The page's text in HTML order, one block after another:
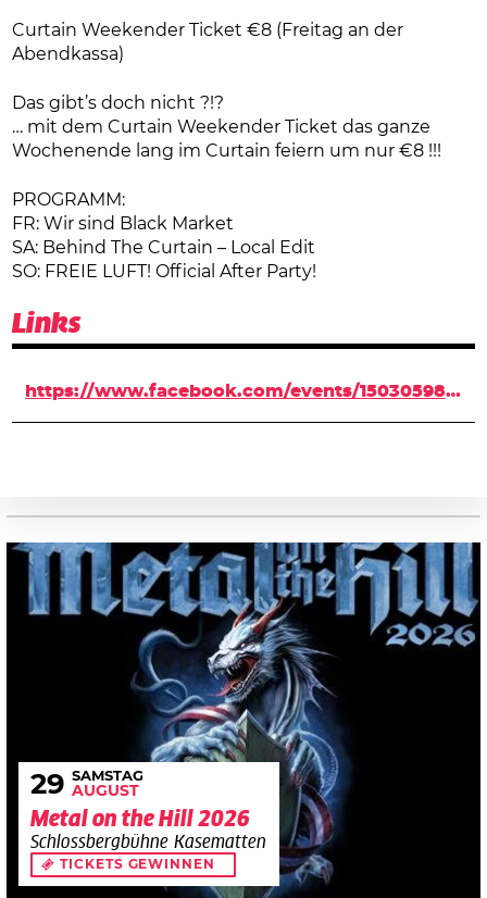
Curtain Weekender Ticket €8 (Freitag an der
Abendkassa)
Das gibt’s doch nicht ?!?
… mit dem Curtain Weekender Ticket das ganze
Wochenende lang im Curtain feiern um nur €8 !!!
PROGRAMM:
FR: Wir sind Black Market
SA: Behind The Curtain – Local Edit
SO: FREIE LUFT! Official After Party!
Links
https://www.facebook.com/events/1503059896370679/
29 SAMSTAG
AUGUST
Metal on the Hill 2026
Schlossbergbühne Kasematten
TICKETS GEWINNEN